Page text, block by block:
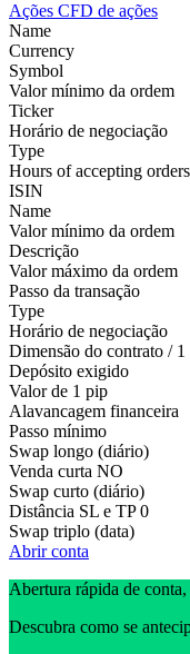
Ações CFD de ações
Name
Currency
Symbol
Valor mínimo da ordem
Ticker
Horário de negociação
Type
Hours of accepting orders
ISIN
Name
Valor mínimo da ordem
Descrição
Valor máximo da ordem
Passo da transação
Type
Horário de negociação
Dimensão do contrato / 1
Depósito exigido
Valor de 1 pip
Alavancagem financeira
Passo mínimo
Swap longo (diário)
Venda curta NO
Swap curto (diário)
Distância SL e TP 0
Swap triplo (data)
Abrir conta
Abertura rápida de
Descubra como se